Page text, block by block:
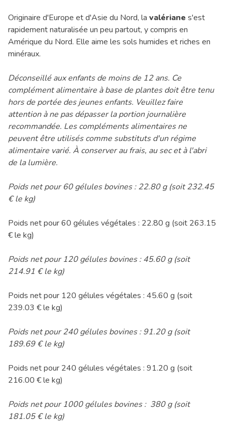
Originaire d'Europe et d'Asie du Nord, la valériane s'est
rapidement naturalisée un peu partout, y compris en
Amérique du Nord. Elle aime les sols humides et riches en
minéraux.
Déconseillé aux enfants de moins de 12 ans. Ce
complément alimentaire à base de plantes doit être tenu
hors de portée des jeunes enfants. Veuillez faire
attention à ne pas dépasser la portion journalière
recommandée. Les compléments alimentaires ne
peuvent être utilisés comme substituts d'un régime
alimentaire varié. À conserver au frais, au sec et à l'abri
de la lumière.
Poids net pour 60 gélules bovines : 22.80 g (soit 232.45
€ le kg)
Poids net pour 60 gélules végétales : 22.80 g (soit 263.15
€ le kg)
Poids net pour 120 gélules bovines : 45.60 g (soit
214.91 € le kg)
Poids net pour 120 gélules végétales : 45.60 g (soit
239.03 € le kg)
Poids net pour 240 gélules bovines : 91.20 g (soit
189.69 € le kg)
Poids net pour 240 gélules végétales : 91.20 g (soit
216.00 € le kg)
Poids net pour 1000 gélules bovines : 380 g (soit
181.05 € le kg)